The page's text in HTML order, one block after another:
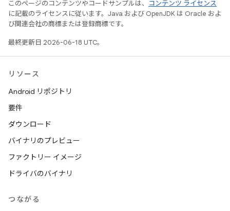
このページのコンテンツやコードサンプルは、
コンテンツ ライセンス
に記載のライセンスに従います。Java および OpenJDK は Oracle およ
び関連会社の商標または登録商標です。
最終更新日 2026-06-18 UTC。
リソース
Android リポジトリ
要件
ダウンロード
バイナリのプレビュー
ファクトリー イメージ
ドライバのバイナリ
つながる